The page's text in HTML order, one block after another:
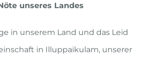
unseres Landes
in unserem Land und das Leid
in Illuppaikulam, unserer